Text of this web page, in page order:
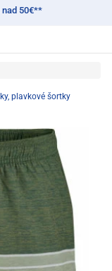
nad 50€**
plavkové šortky